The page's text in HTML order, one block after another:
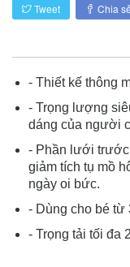
Tweet Chia sẻ
- Thiết kế thông
- Trọng lượng
dáng của người
- Phần lưới trước
giảm tích tụ mồ
ngày oi bức.
- Dùng cho bé từ
- Trọng tải tối đa